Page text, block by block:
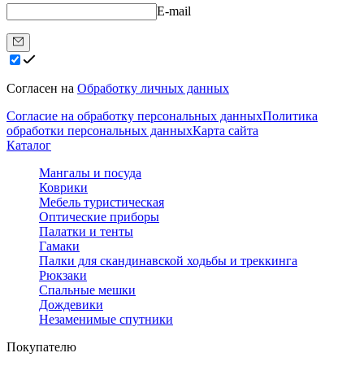
E-mail
Согласен на Обработку личных данных
Согласие на обработку персональных данныхПолитика
обработки персональных данныхКарта сайта
Каталог
Мангалы и посуда
Коврики
Мебель туристическая
Оптические приборы
Палатки и тенты
Гамаки
Палки для скандинавской ходьбы и треккинга
Рюкзаки
Спальные мешки
Дождевики
Незаменимые спутники
Покупателю